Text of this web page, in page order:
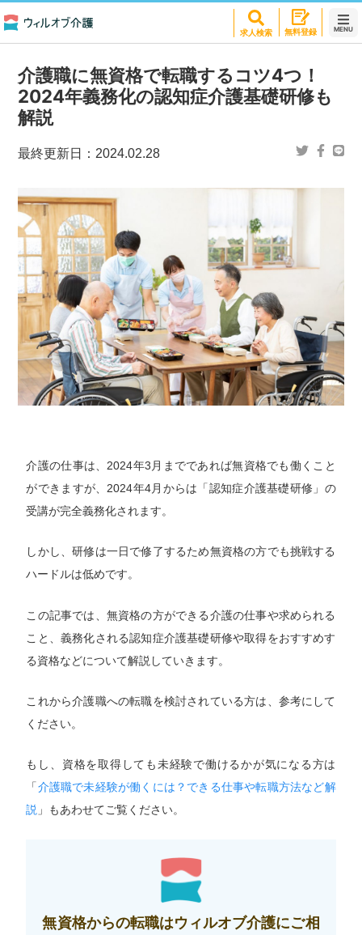
求人検索 無料登録 MENU
介護職に無資格で転職するコツ4つ！
2024年義務化の認知症介護基礎研修も
解説
最終更新日： 2024.02.28
介護の仕事は、2024年3月までであれば無資格でも働くこと
ができますが、2024年4月からは「認知症介護基礎研修」の
受講が完全義務化されます。
しかし、研修は一日で修了するため無資格の方でも挑戦する
ハードルは低めです。
この記事では、無資格の方ができる介護の仕事や求められる
こと、義務化される認知症介護基礎研修や取得をおすすめす
る資格などについて解説していきます。
これから介護職への転職を検討されている方は、参考にして
ください。
もし、資格を取得しても未経験で働けるかが気になる方は
「介護職で未経験が働くには？できる仕事や転職方法など解
説 」もあわせてご覧ください。
無資格からの転職はウィルオブ介護にご相